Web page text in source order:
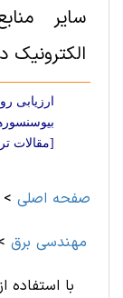
سایر
الکترونیک
ارزیابی
[مقالات
صفحه اصلی >
مهندسی برق